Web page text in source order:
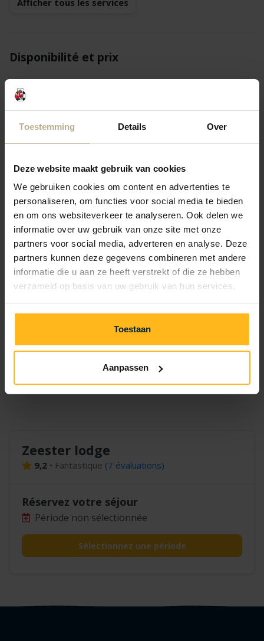
Toestemming Details Over
Deze website maakt gebruik van cookies
We gebruiken cookies om content en advertenties te
personaliseren, om functies voor social media te bieden
en om ons websiteverkeer te analyseren. Ook delen we
informatie over uw gebruik van onze site met onze
partners voor social media, adverteren en analyse. Deze
partners kunnen deze gegevens combineren met andere
informatie die u aan ze heeft verstrekt of die ze hebben
verzameld op basis van uw gebruik van hun services.
Toestaan
Aanpassen
Afficher tous les services
Disponibilité et prix
lun. 24 août mar. 25 août mer. 26 août
3 nuits 1 150,18 € 1 150,18 € 1 150,18 €
4 nuits 1 500,24 € 1 500,24 € 1 500,24 €
5 nuits 1 850,30 € 1 850,30 € 1 850,30 €
2 200,36 €
7 nuits 2 550,42 € — —
Zeester lodge
9,2 • Fantastique (7 évaluations)
Réservez votre séjour
Période non sélectionnée
Sélectionnez une période